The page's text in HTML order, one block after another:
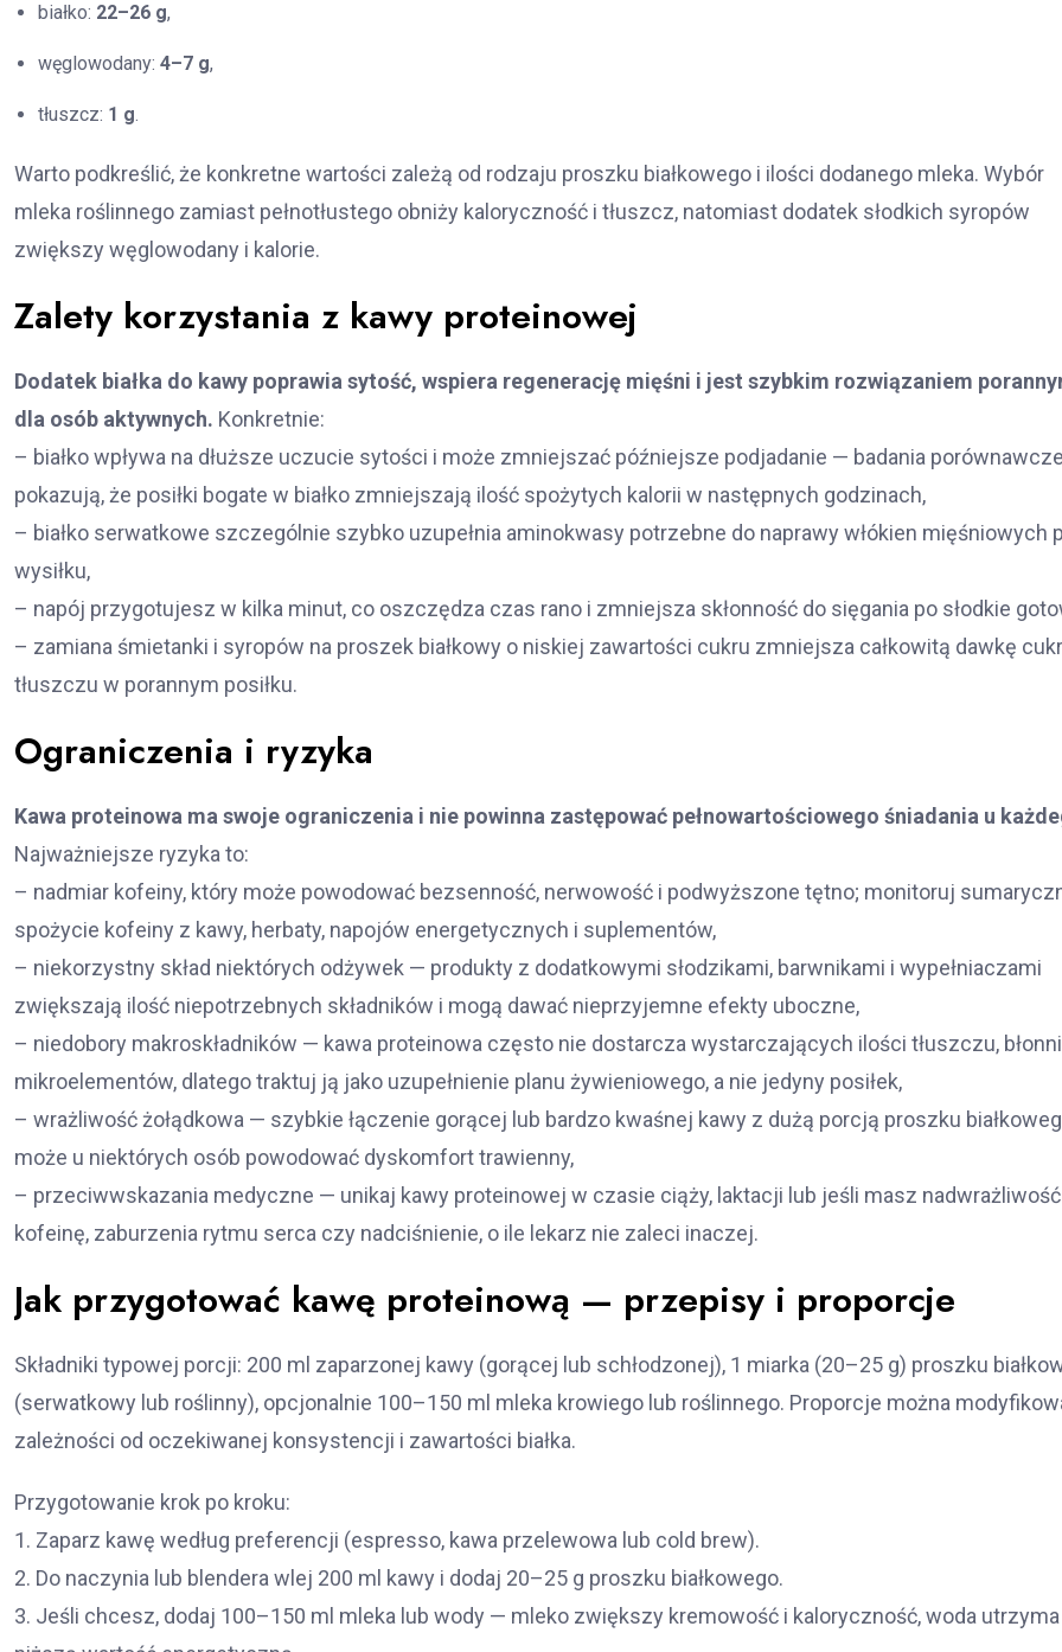
białko: 22–26 g,
węglowodany: 4–7 g,
tłuszcz: 1 g.
Warto podkreślić, że konkretne wartości zależą od rodzaju proszku białkowego i ilości dodanego mleka. Wybór
mleka roślinnego zamiast pełnotłustego obniży kaloryczność i tłuszcz, natomiast dodatek słodkich syropów
zwiększy węglowodany i kalorie.
Zalety korzystania z kawy proteinowej
Dodatek białka do kawy poprawia sytość, wspiera regenerację mięśni i jest szybkim rozwiązaniem
dla osób aktywnych. Konkretnie:
– białko wpływa na dłuższe uczucie sytości i może zmniejszać późniejsze podjadanie — badania porównawcze
pokazują, że posiłki bogate w białko zmniejszają ilość spożytych kalorii w następnych godzinach,
– białko serwatkowe szczególnie szybko uzupełnia aminokwasy potrzebne do naprawy włókien mięśniowych
wysiłku,
– napój przygotujesz w kilka minut, co oszczędza czas rano i zmniejsza skłonność do sięgania po słodkie
– zamiana śmietanki i syropów na proszek białkowy o niskiej zawartości cukru zmniejsza całkowitą dawkę
tłuszczu w porannym posiłku.
Ograniczenia i ryzyka
Kawa proteinowa ma swoje ograniczenia i nie powinna zastępować pełnowartościowego śniadania u
Najważniejsze ryzyka to:
– nadmiar kofeiny, który może powodować bezsenność, nerwowość i podwyższone tętno; monitoruj
spożycie kofeiny z kawy, herbaty, napojów energetycznych i suplementów,
– niekorzystny skład niektórych odżywek — produkty z dodatkowymi słodzikami, barwnikami i wypełniaczami
zwiększają ilość niepotrzebnych składników i mogą dawać nieprzyjemne efekty uboczne,
– niedobory makroskładników — kawa proteinowa często nie dostarcza wystarczających ilości tłuszczu,
mikroelementów, dlatego traktuj ją jako uzupełnienie planu żywieniowego, a nie jedyny posiłek,
– wrażliwość żołądkowa — szybkie łączenie gorącej lub bardzo kwaśnej kawy z dużą porcją proszku
może u niektórych osób powodować dyskomfort trawienny,
– przeciwwskazania medyczne — unikaj kawy proteinowej w czasie ciąży, laktacji lub jeśli masz nadwrażliwość
kofeinę, zaburzenia rytmu serca czy nadciśnienie, o ile lekarz nie zaleci inaczej.
Jak przygotować kawę proteinową — przepisy i proporcje
Składniki typowej porcji: 200 ml zaparzonej kawy (gorącej lub schłodzonej), 1 miarka (20–25 g) proszku
(serwatkowy lub roślinny), opcjonalnie 100–150 ml mleka krowiego lub roślinnego. Proporcje można
zależności od oczekiwanej konsystencji i zawartości białka.
Przygotowanie krok po kroku:
1. Zaparz kawę według preferencji (espresso, kawa przelewowa lub cold brew).
2. Do naczynia lub blendera wlej 200 ml kawy i dodaj 20–25 g proszku białkowego.
3. Jeśli chcesz, dodaj 100–150 ml mleka lub wody — mleko zwiększy kremowość i kaloryczność, woda utrzyma